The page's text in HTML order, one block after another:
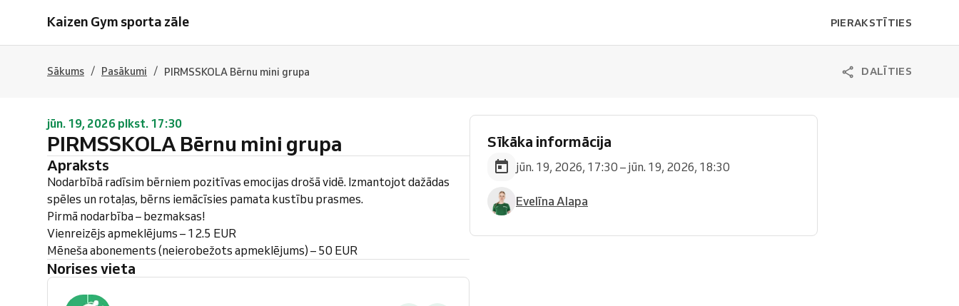
Kaizen Gym sporta zāle PIERAKSTĪTIES
Sākums / Pasākumi / PIRMSSKOLA Bērnu mini grupa DALĪTIES
jūn. 19, 2026 plkst. 17:30
PIRMSSKOLA Bērnu mini grupa
Apraksts
Nodarbībā radīsim bērniem pozitīvas emocijas drošā vidē. Izmantojot dažādas
spēles un rotaļas, bērns iemācīsies pamata kustību prasmes.
Pirmā nodarbība – bezmaksas!
Vienreizējs apmeklējums – 12.5 EUR
Mēneša abonements (neierobežots apmeklējums) – 50 EUR
Norises vieta
Sīkāka informācija
jūn. 19, 2026, 17:30 – jūn. 19, 2026, 18:30
Evelīna Alapa